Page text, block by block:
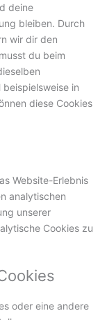
deine
bleiben. Durch
wir dir den
du beim
in
diese Cookies
Website-Erlebnis
analytischen
unserer
Cookies zu
oder eine andere